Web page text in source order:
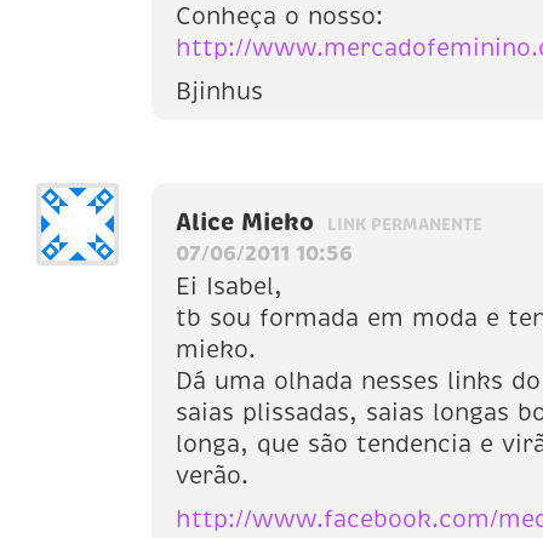
Conheça o nosso:
http://
Bjinhus
Alice Mieko LINK PERMANENTE
07/06/2011 10:56
Ei Isabel,
tb sou formada em moda e
mieko.
Dá uma olhada nesses links
saias plissadas, saias longas
longa, que são tendencia e
verão.
http://www.facebook.com/